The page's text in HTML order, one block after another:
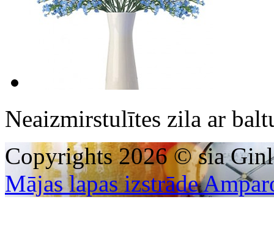
Neaizmirstulītes zila ar
Copyrights 2026 © sia
Mājas lapas izstrāde